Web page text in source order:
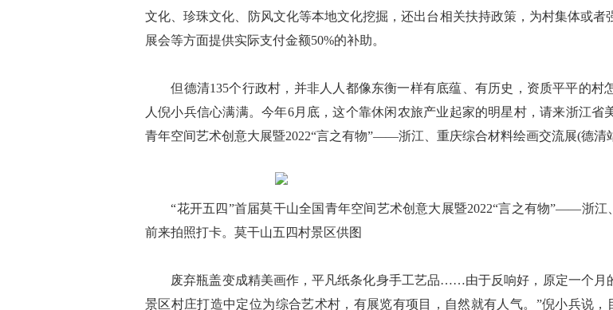
文化、珍珠文化、防风文化等本地文化挖掘，还出台相关扶持政策，为村集体或
展会等方面提供实际支付金额50%的补助。
但德清135个行政村，并非人人都像东衡一样有底蕴、有历史，资质平平的村
人倪小兵信心满满。今年6月底，这个靠休闲农旅产业起家的明星村，请来浙江省
青年空间艺术创意大展暨2022“言之有物”——浙江、重庆综合材料绘画交流展(德清
“花开五四”首届莫干山全国青年空间艺术创意大展暨2022“言之有物”——浙江
前来拍照打卡。莫干山五四村景区供图
废弃瓶盖变成精美画作，平凡纸条化身手工艺品……由于反响好，原定一个月
景区村庄打造中定位为综合艺术村，有展览有项目，自然就有人气。”倪小兵说